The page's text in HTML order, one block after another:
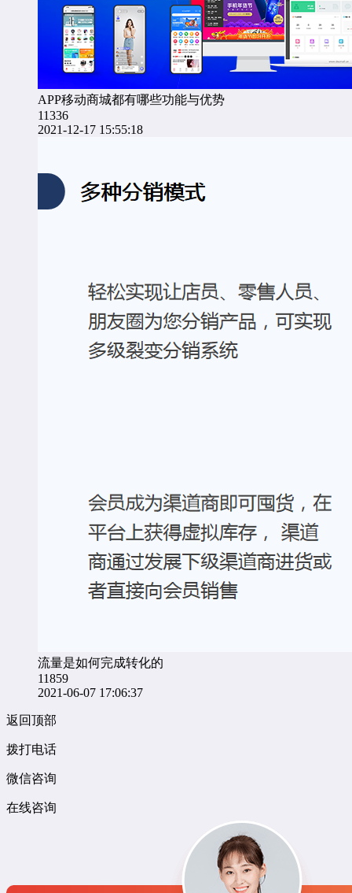
APP移动商城都有哪些功能与优势
11336
2021-12-17 15:55:18
流量是如何完成转化的
11859
2021-06-07 17:06:37
返回顶部
拨打电话
微信咨询
在线咨询